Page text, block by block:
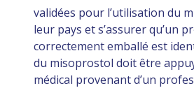
validées pour l’utilisation du
leur pays et s’assurer qu’un
correctement emballé est
du misoprostol doit être
médical provenant d’un